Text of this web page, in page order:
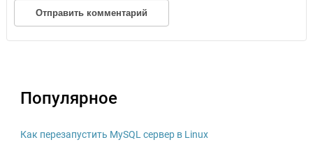
Популярное
Как перезапустить MySQL сервер в Linux